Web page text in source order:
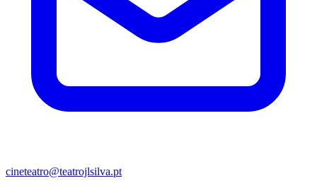
cineteatro@teatrojlsilva.pt